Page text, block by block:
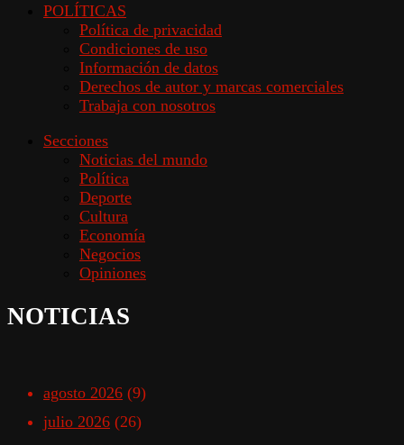
POLÍTICAS
Política de privacidad
Condiciones de uso
Información de datos
Derechos de autor y marcas comerciales
Trabaja con nosotros
Secciones
Noticias del mundo
Política
Deporte
Cultura
Economía
Negocios
Opiniones
NOTICIAS
agosto 2026 (9)
julio 2026 (26)